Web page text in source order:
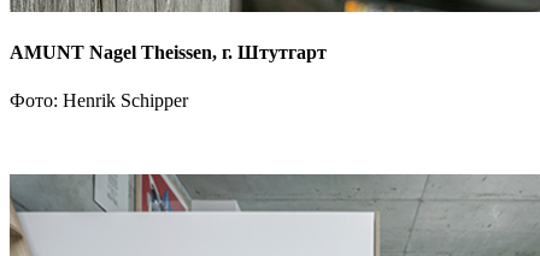
AMUNT Nagel Theissen, г. Штутгарт
Фото: Henrik Schipper